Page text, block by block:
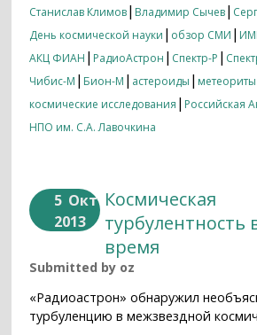
Станислав Климов| Владимир Сычев|
День космической науки | обзор СМИ |
АКЦ ФИАН | РадиоАстрон | Спектр-Р |
Чибис-М | Бион-М | астероиды | метеориты
космические исследования | Российская
НПО им. С.А. Лавочкина
5 Окт
2013
Космическая
турбулентность
время
Submitted by oz
«Радиоастрон» обнаружил
турбуленцию в межзвездной